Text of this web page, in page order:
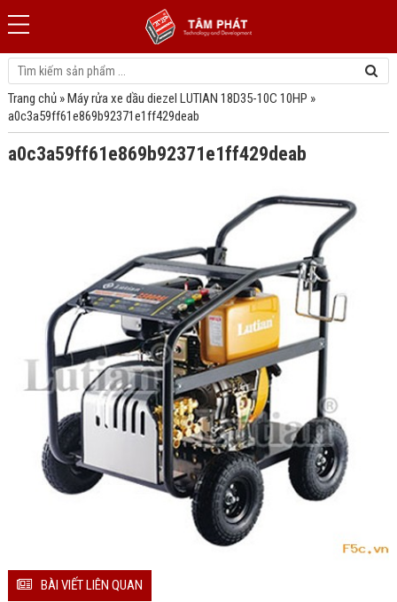
Trang chủ»Máy rửa xe dầu diezel LUTIAN 18D35-10C 10HP »
a0c3a59ff61e869b92371e1ff429deab
a0c3a59ff61e869b92371e1ff429deab
BÀI VIẾT LIÊN QUAN